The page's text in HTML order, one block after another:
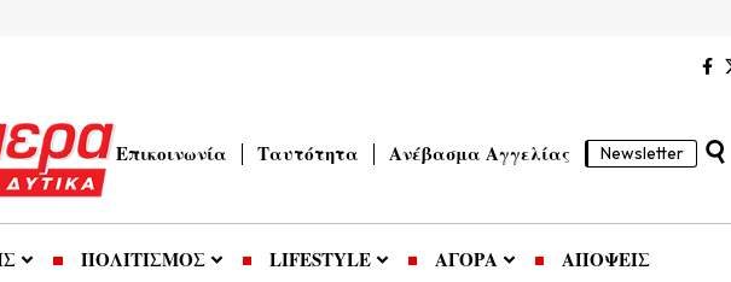
Επικοινωνία Ταυτότητα Ανέβασμα Αγγελίας Newsletter
ΠΟΛΙΤΙΣΜΟΣ LIFESTYLE ΑΓΟΡΑ ΑΠΟΨΕΙΣ